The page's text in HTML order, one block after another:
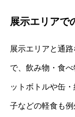
展示エリアで
展示エリアと通
で、飲み物・食
ットボトルや缶
子などの軽食も